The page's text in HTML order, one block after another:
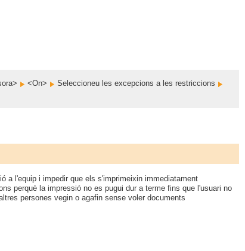
<On>
Seleccioneu les excepcions a les restriccions
a l'equip i impedir que els s'imprimeixin immediatament
perquè la impressió no es pugui dur a terme fins que l'usuari no
persones vegin o agafin sense voler documents